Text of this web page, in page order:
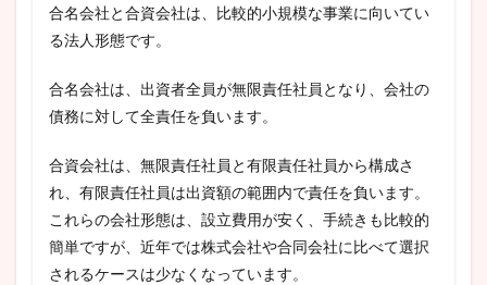
合名会社と合資会社は、比較的小規模な事業に向いてい
る法人形態です。
合名会社は、出資者全員が無限責任社員となり、会社の
債務に対して全責任を負います。
合資会社は、無限責任社員と有限責任社員から構成さ
れ、有限責任社員は出資額の範囲内で責任を負います。
これらの会社形態は、設立費用が安く、手続きも比較的
簡単ですが、近年では株式会社や合同会社に比べて選択
されるケースは少なくなっています。